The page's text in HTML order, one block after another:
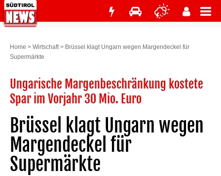
Home > Wirtschaft> Brüssel klagt Ungarn wegen Margendeckel für
Supermärkte
Ungarische Margenbeschränkung kostete
Spar im Vorjahr 30 Mio. Euro
Brüssel klagt Ungarn wegen
Margendeckel für
Supermärkte